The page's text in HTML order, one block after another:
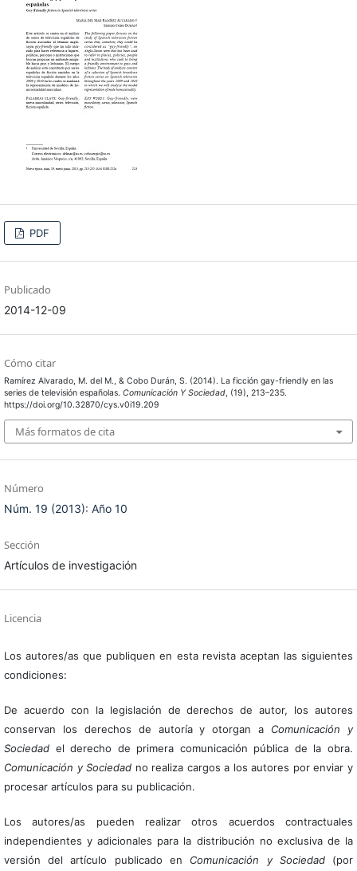
PDF
Publicado
2014-12-09
Cómo citar
Ramírez Alvarado, M. del M., & Cobo Durán, S. (2014). La ficción gay-friendly en las
series de televisión españolas. Comunicación Y Sociedad, (19), 213–235.
https://doi.org/10.32870/cys.v0i19.209
Más formatos de cita
Número
Núm. 19 (2013): Año 10
Sección
Artículos de investigación
Licencia
Los autores/as que publiquen en esta revista aceptan las siguientes
condiciones:
De acuerdo con la legislación de derechos de autor, los autores
conservan los derechos de autoría y otorgan a Comunicación y
Sociedadel derecho de primera comunicación pública de la obra.
Comunicación y Sociedad no realiza cargos a los autores por enviar y
procesar artículos para su publicación.
Los autores/as pueden realizar otros acuerdos contractuales
independientes y adicionales para la distribución no exclusiva de la
versión del artículo publicado en Comunicación y Sociedad(por